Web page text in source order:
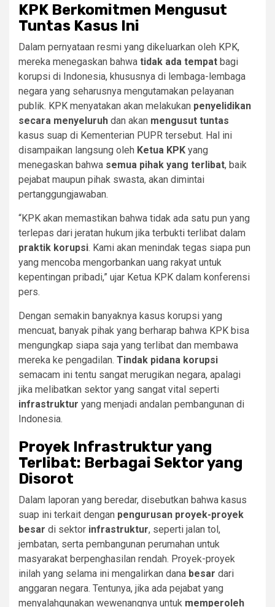
KPK Berkomitmen Mengusut
Tuntas Kasus Ini
Dalam pernyataan resmi yang dikeluarkan oleh KPK,
mereka menegaskan bahwa tidak ada tempat bagi
korupsi di Indonesia, khususnya di lembaga-lembaga
negara yang seharusnya mengutamakan pelayanan
publik. KPK menyatakan akan melakukan penyelidikan
secara menyeluruh dan akan mengusut tuntas
kasus suap di Kementerian PUPR tersebut. Hal ini
disampaikan langsung oleh Ketua KPK yang
menegaskan bahwa semua pihak yang terlibat, baik
pejabat maupun pihak swasta, akan dimintai
pertanggungjawaban.
“KPK akan memastikan bahwa tidak ada satu pun yang
terlepas dari jeratan hukum jika terbukti terlibat dalam
praktik korupsi. Kami akan menindak tegas siapa pun
yang mencoba mengorbankan uang rakyat untuk
kepentingan pribadi,” ujar Ketua KPK dalam konferensi
pers.
Dengan semakin banyaknya kasus korupsi yang
mencuat, banyak pihak yang berharap bahwa KPK bisa
mengungkap siapa saja yang terlibat dan membawa
mereka ke pengadilan. Tindak pidana korupsi
semacam ini tentu sangat merugikan negara, apalagi
jika melibatkan sektor yang sangat vital seperti
infrastruktur yang menjadi andalan pembangunan di
Indonesia.
Proyek Infrastruktur yang
Terlibat: Berbagai Sektor yang
Disorot
Dalam laporan yang beredar, disebutkan bahwa kasus
suap ini terkait dengan pengurusan proyek-proyek
besar di sektor infrastruktur, seperti jalan tol,
jembatan, serta pembangunan perumahan untuk
masyarakat berpenghasilan rendah. Proyek-proyek
inilah yang selama ini mengalirkan dana besar dari
anggaran negara. Tentunya, jika ada pejabat yang
menyalahgunakan wewenangnya untuk memperoleh